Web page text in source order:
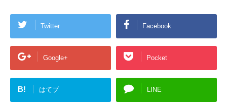
Twitter Facebook
Google+ Pocket
B! はてブ LINE